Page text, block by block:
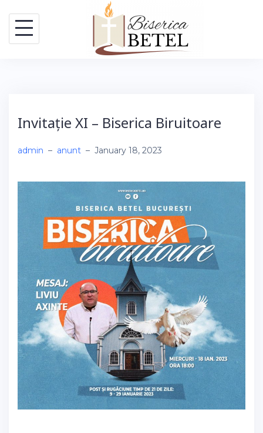
content
Invitație XI – Biserica Biruitoare
admin – anunt – January 18, 2023